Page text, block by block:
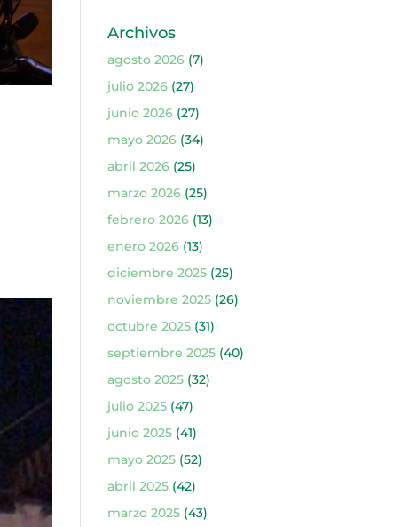
Archivos
agosto 2026(7)
julio 2026(27)
junio 2026(27)
mayo 2026(34)
abril 2026(25)
marzo 2026(25)
febrero 2026(13)
enero 2026(13)
diciembre 2025(25)
noviembre 2025(26)
octubre 2025(31)
septiembre 2025(40)
agosto 2025(32)
julio 2025(47)
junio 2025(41)
mayo 2025(52)
abril 2025(42)
marzo 2025(43)